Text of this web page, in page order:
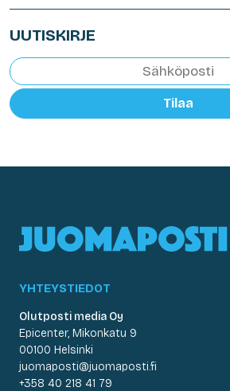
UUTISKIRJE
Tilaa
YHTEYSTIEDOT
Olutposti media Oy
Epicenter, Mikonkatu 9
00100 Helsinki
juomaposti@juomaposti.fi
+358 40 218 41 79